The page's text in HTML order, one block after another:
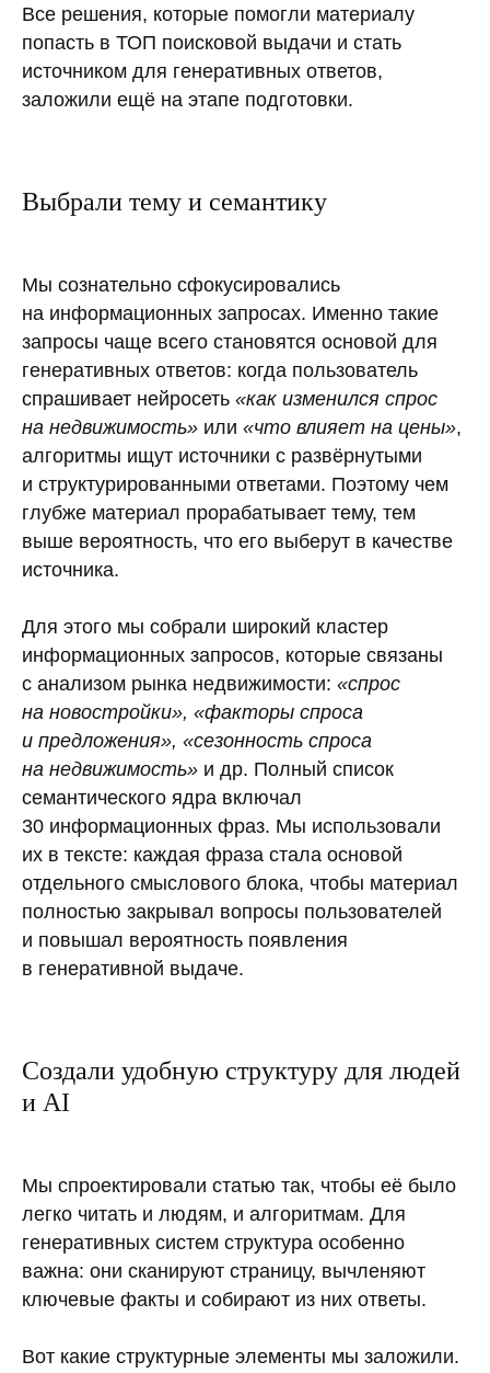
Все решения, которые помогли материалу
попасть в ТОП поисковой выдачи и стать
источником для генеративных ответов,
заложили ещё на этапе подготовки.
Выбрали тему и семантику
Мы сознательно сфокусировались
на информационных запросах. Именно такие
запросы чаще всего становятся основой для
генеративных ответов: когда пользователь
спрашивает нейросеть «как изменился спрос
на недвижимость» или «что влияет на цены»,
алгоритмы ищут источники с развёрнутыми
и структурированными ответами. Поэтому чем
глубже материал прорабатывает тему, тем
выше вероятность, что его выберут в качестве
источника.
Для этого мы собрали широкий кластер
информационных запросов, которые связаны
с анализом рынка недвижимости: «спрос
на новостройки», «факторы спроса
и предложения», «сезонность спроса
на недвижимость» и др. Полный список
семантического ядра включал
30 информационных фраз. Мы использовали
их в тексте: каждая фраза стала основой
отдельного смыслового блока, чтобы материал
полностью закрывал вопросы пользователей
и повышал вероятность появления
в генеративной выдаче.
Создали удобную структуру для людей
и AI
Мы спроектировали статью так, чтобы её было
легко читать и людям, и алгоритмам. Для
генеративных систем структура особенно
важна: они сканируют страницу, вычленяют
ключевые факты и собирают из них ответы.
Вот какие структурные элементы мы заложили.